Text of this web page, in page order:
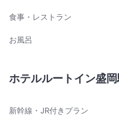
食事・レストラン
お風呂
ホテルルートイン盛
新幹線・JR付きプラン